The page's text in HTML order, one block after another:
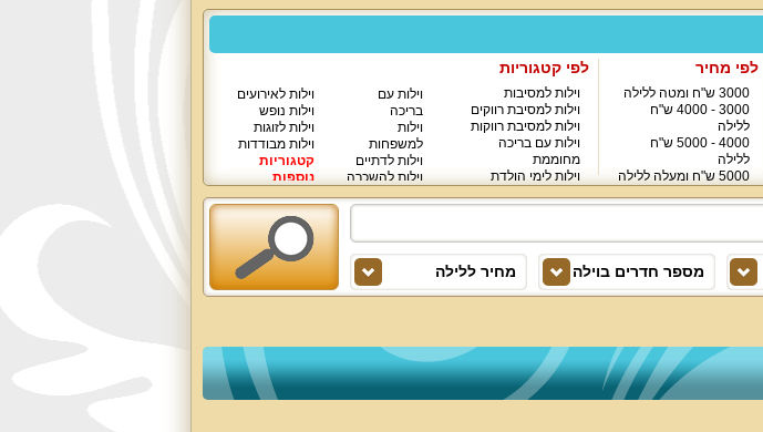
לפי מחיר
3000 ש"ח ומטה ללילה
3000 - 4000 ש"ח
ללילה
4000 - 5000 ש"ח
ללילה
5000 ש"ח ומעלה ללילה
לפי קטגוריות
וילות למסיבות
וילות למסיבת רווקים
וילות למסיבת רווקות
וילות עם בריכה
מחוממת
וילות לימי הולדת
וילות עם
בריכה
וילות
למשפחות
וילות לדתיים
וילות להשכרה
וילות יוקרתיות
וילות לאירועים
וילות נופש
וילות לזוגות
וילות מבודדות
קטגוריות
נוספות
מספר חדרים בוילה מחיר ללילה